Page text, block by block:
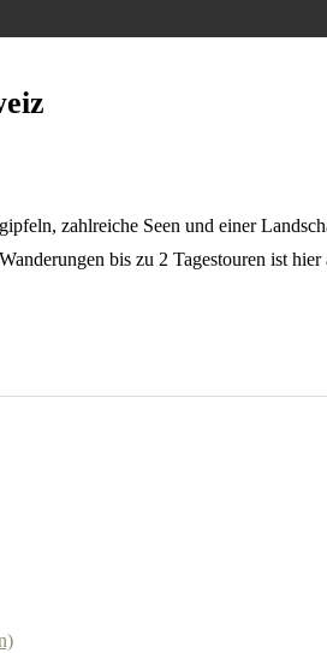
zahlreiche Seen und einer
bis zu 2 Tagestouren ist